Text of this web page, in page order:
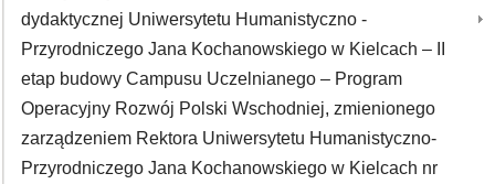
dydaktycznej Uniwersytetu Humanistyczno -
Przyrodniczego Jana Kochanowskiego w Kielcach – II
etap budowy Campusu Uczelnianego – Program
Operacyjny Rozwój Polski Wschodniej, zmienionego
zarządzeniem Rektora Uniwersytetu Humanistyczno-
Przyrodniczego Jana Kochanowskiego w Kielcach nr